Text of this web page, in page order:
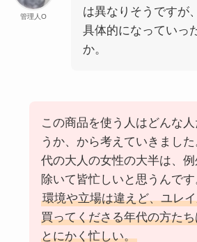
管理人O
は異なりそうですが
具体的になっていっ
か。
この商品を使う人はどんな人
うか、から考えていきました
代の大人の女性の大半は、例
除いて皆忙しいと思うんです
環境や立場は違えど、ユレ
買ってくださる年代の方た
とにかく忙しい。